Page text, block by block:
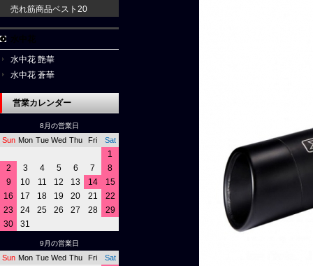
売れ筋商品ベスト20
水中花 艶華
水中花 蒼華
営業カレンダー
8月の営業日
Sun Mon Tue Wed Thu Fri Sat
1
2
3 4 5 6 7
8
9
10 11 12 13 14
15
16
17 18 19 20 21
22
23
24 25 26 27 28
29
30
31
9月の営業日
Sun Mon Tue Wed Thu Fri Sat